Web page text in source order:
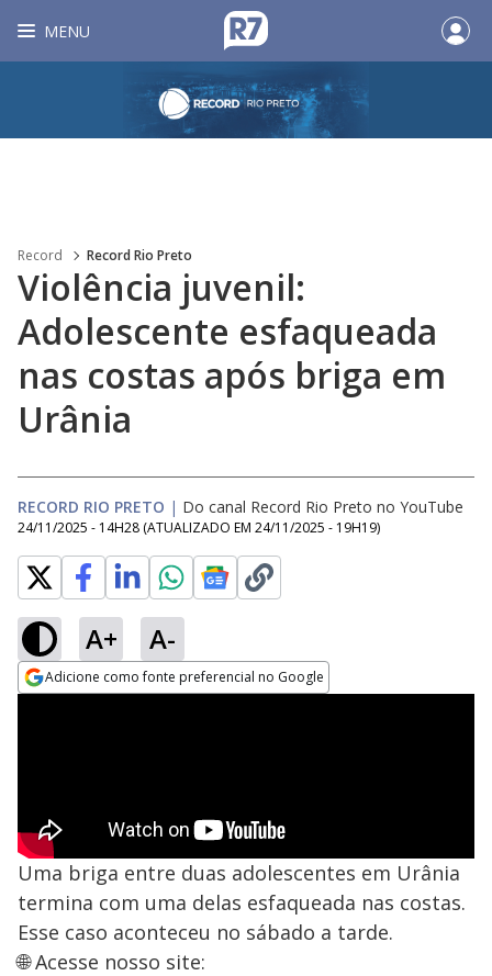
MENU
Record Record Rio Preto
Violência juvenil:
Adolescente esfaqueada
nas costas após briga em
Urânia
RECORD RIO PRETO | Do canal Record Rio Preto no YouTube
24/11/2025 - 14H28 (ATUALIZADO EM 24/11/2025 - 19H19)
A+ A-
Adicione como fonte preferencial no Google
Uma briga entre duas adolescentes em Urânia
termina com uma delas esfaqueada nas costas.
Esse caso aconteceu no sábado a tarde.
🌐 Acesse nosso site: